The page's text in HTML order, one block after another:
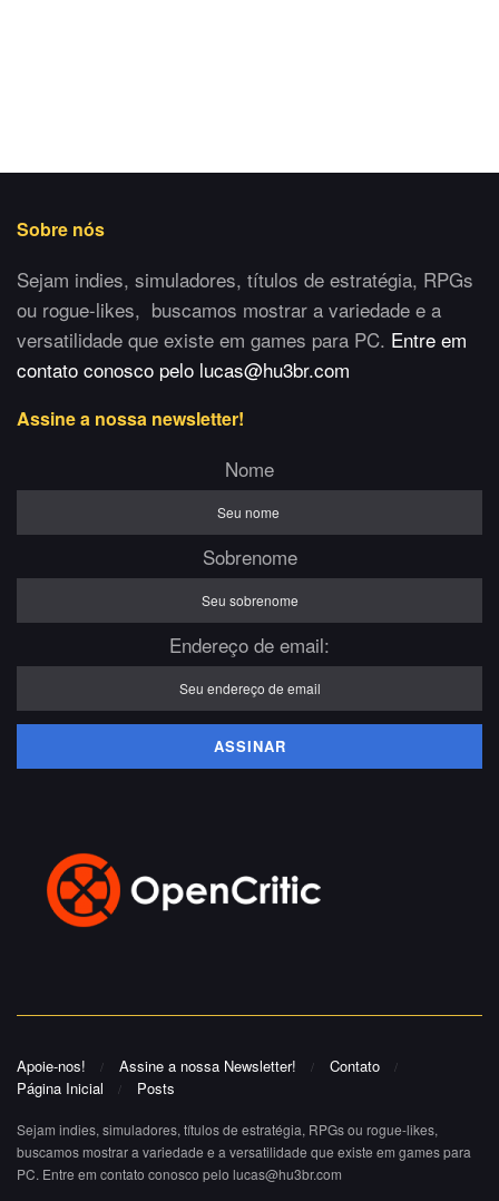
Sobre nós
Sejam indies, simuladores, títulos de estratégia, RPGs
ou rogue-likes, buscamos mostrar a variedade e a
versatilidade que existe em games para PC. Entre em
contato conosco pelo lucas@hu3br.com
Assine a nossa newsletter!
Nome
Sobrenome
Endereço de email:
Apoie-nos! Assine a nossa Newsletter!
Contato
Página Inicial
Posts
Sejam indies, simuladores, títulos de estratégia, RPGs ou rogue-likes,
buscamos mostrar a variedade e a versatilidade que existe em games para
PC. Entre em contato conosco pelo lucas@hu3br.com